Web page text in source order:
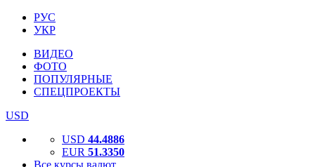
РУС
УКР
ВИДЕО
ФОТО
ПОПУЛЯРНЫЕ
СПЕЦПРОЕКТЫ
USD
USD 44.4886
EUR 51.3350
Все курсы валют